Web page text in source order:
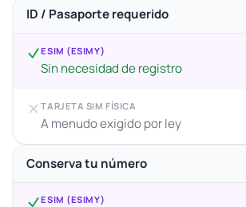
ID / Pasaporte requerido
ESIM (ESIMY)
Sin necesidad de registro
TARJETA SIM FÍSICA
A menudo exigido por ley
Conserva tu número
ESIM (ESIMY)